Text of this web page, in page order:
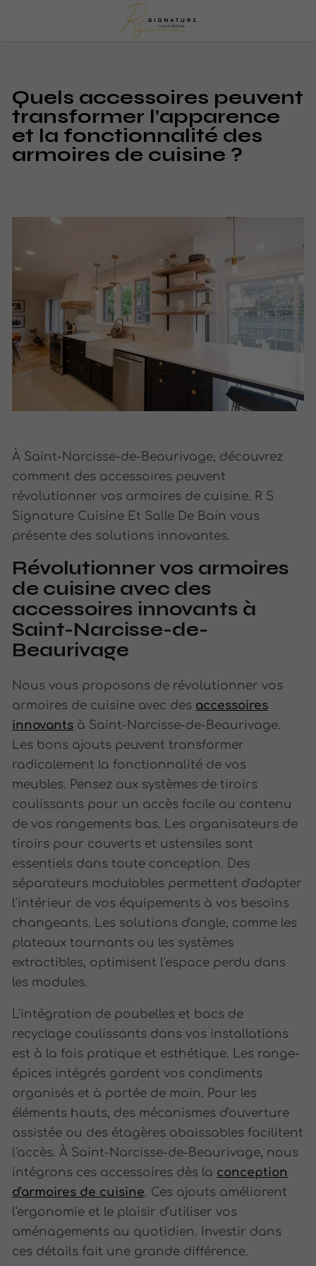
Quels accessoires peuvent
transformer l’apparence
et la fonctionnalité des
armoires de cuisine ?
À Saint-Narcisse-de-Beaurivage, découvrez
comment des accessoires peuvent
révolutionner vos armoires de cuisine. R S
Signature Cuisine Et Salle De Bain vous
présente des solutions innovantes.
Révolutionner vos armoires
de cuisine avec des
accessoires innovants à
Saint-Narcisse-de-
Beaurivage
Nous vous proposons de révolutionner vos
armoires de cuisine avec des accessoires
innovants à Saint-Narcisse-de-Beaurivage.
Les bons ajouts peuvent transformer
radicalement la fonctionnalité de vos
meubles. Pensez aux systèmes de tiroirs
coulissants pour un accès facile au contenu
de vos rangements bas. Les organisateurs de
tiroirs pour couverts et ustensiles sont
essentiels dans toute conception. Des
séparateurs modulables permettent d'adapter
l'intérieur de vos équipements à vos besoins
changeants. Les solutions d'angle, comme les
plateaux tournants ou les systèmes
extractibles, optimisent l'espace perdu dans
les modules.
L'intégration de poubelles et bacs de
recyclage coulissants dans vos installations
est à la fois pratique et esthétique. Les range-
épices intégrés gardent vos condiments
organisés et à portée de main. Pour les
éléments hauts, des mécanismes d'ouverture
assistée ou des étagères abaissables facilitent
l'accès. À Saint-Narcisse-de-Beaurivage, nous
intégrons ces accessoires dès la conception
d'armoires de cuisine. Ces ajouts améliorent
l'ergonomie et le plaisir d'utiliser vos
aménagements au quotidien. Investir dans
ces détails fait une grande différence.